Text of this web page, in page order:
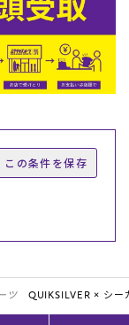
この条件を保存
ツ QUIKSILVER × シー